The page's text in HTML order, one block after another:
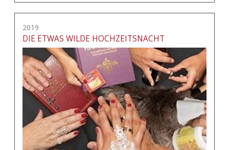
2019
DIE ETWAS WILDE HOCHZEITSNACHT